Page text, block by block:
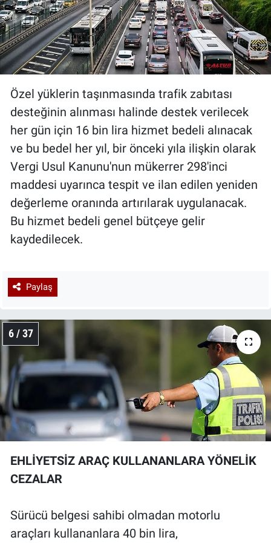
Özel yüklerin taşınmasında trafik zabıtası
desteğinin alınması halinde destek verilecek
her gün için 16 bin lira hizmet bedeli alınacak
ve bu bedel her yıl, bir önceki yıla ilişkin olarak
Vergi Usul Kanunu'nun mükerrer 298'inci
maddesi uyarınca tespit ve ilan edilen yeniden
değerleme oranında artırılarak uygulanacak.
Bu hizmet bedeli genel bütçeye gelir
kaydedilecek.
Paylaş
6 / 37
EHLİYETSİZ ARAÇ KULLANANLARA YÖNELİK
CEZALAR
Sürücü belgesi sahibi olmadan motorlu
araçları kullananlara 40 bin lira,